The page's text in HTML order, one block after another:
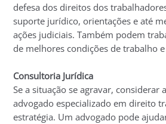
defesa dos direitos dos
suporte jurídico, orientações e até
ações judiciais. Também podem
de melhores condições de trabalho
Consultoria Jurídica
Se a situação se agravar, considerar
advogado especializado em direito
estratégia. Um advogado pode